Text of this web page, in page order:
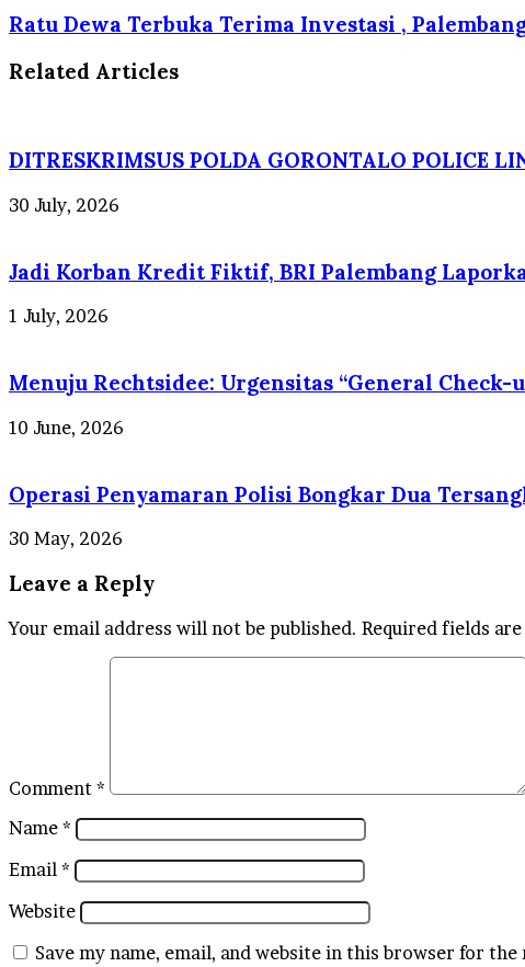
Ratu Dewa Terbuka Terima Investasi ,
Related Articles
DITRESKRIMSUS POLDA GORONTALO POLICE
30 July, 2026
Jadi Korban Kredit Fiktif, BRI Palembang
1 July, 2026
Menuju Rechtsidee: Urgensitas “General
10 June, 2026
Operasi Penyamaran Polisi Bongkar Dua
30 May, 2026
Leave a Reply
Your email address will not be published. Required fields
Comment *
Name *
Email *
Website
Save my name, email, and website in this browser for